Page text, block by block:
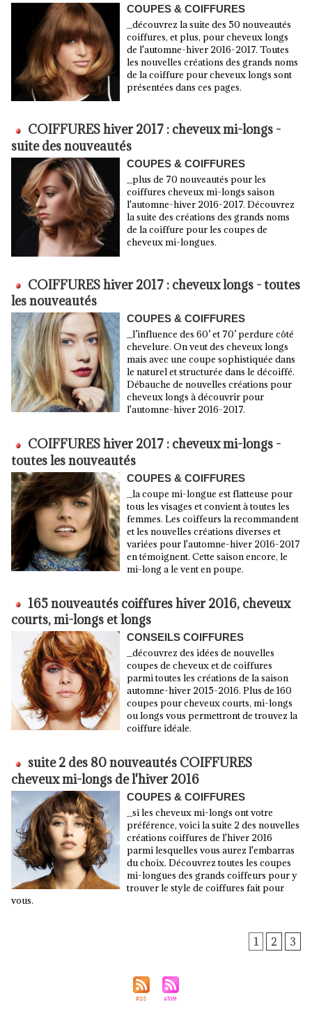
COUPES & COIFFURES
_découvrez la suite des 50 nouveautés
coiffures, et plus, pour cheveux longs
de l'automne-hiver 2016-2017. Toutes
les nouvelles créations des grands noms
de la coiffure pour cheveux longs sont
présentées dans ces pages.
COIFFURES hiver 2017 : cheveux mi-longs -
suite des nouveautés
COUPES & COIFFURES
_plus de 70 nouveautés pour les
coiffures cheveux mi-longs saison
l'automne-hiver 2016-2017. Découvrez
la suite des créations des grands noms
de la coiffure pour les coupes de
cheveux mi-longues.
COIFFURES hiver 2017 : cheveux longs - toutes
les nouveautés
COUPES & COIFFURES
_l’influence des 60’ et 70’ perdure côté
chevelure. On veut des cheveux longs
mais avec une coupe sophistiquée dans
le naturel et structurée dans le décoiffé.
Débauche de nouvelles créations pour
cheveux longs à découvrir pour
l'automne-hiver 2016-2017.
COIFFURES hiver 2017 : cheveux mi-longs -
toutes les nouveautés
COUPES & COIFFURES
_la coupe mi-longue est flatteuse pour
tous les visages et convient à toutes les
femmes. Les coiffeurs la recommandent
et les nouvelles créations diverses et
variées pour l'automne-hiver 2016-2017
en témoignent. Cette saison encore, le
mi-long a le vent en poupe.
165 nouveautés coiffures hiver 2016, cheveux
courts, mi-longs et longs
CONSEILS COIFFURES
_découvrez des idées de nouvelles
coupes de cheveux et de coiffures
parmi toutes les créations de la saison
automne-hiver 2015-2016. Plus de 160
coupes pour cheveux courts, mi-longs
ou longs vous permettront de trouvez la
coiffure idéale.
suite 2 des 80 nouveautés COIFFURES
cheveux mi-longs de l'hiver 2016
COUPES & COIFFURES
_si les cheveux mi-longs ont votre
préférence, voici la suite 2 des nouvelles
créations coiffures de l'hiver 2016
parmi lesquelles vous aurez l'embarras
du choix. Découvrez toutes les coupes
mi-longues des grands coiffeurs pour y
trouver le style de coiffures fait pour
vous.
1 2 3